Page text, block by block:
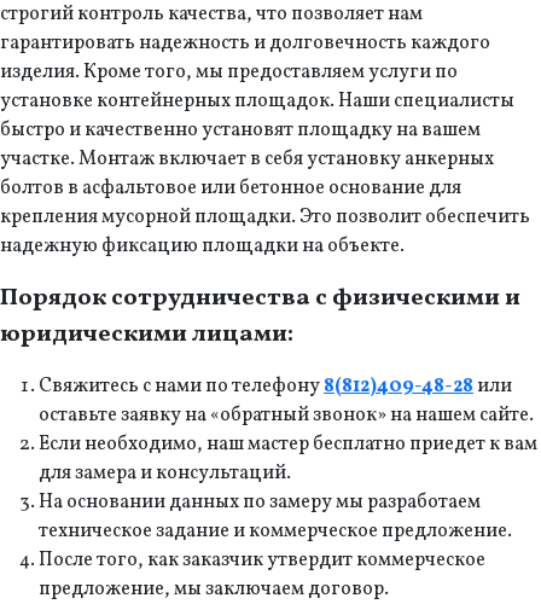
строгий контроль качества, что позволяет нам
гарантировать надежность и долговечность каждого
изделия. Кроме того, мы предоставляем услуги по
установке контейнерных площадок. Наши специалисты
быстро и качественно установят площадку на вашем
участке. Монтаж включает в себя установку анкерных
болтов в асфальтовое или бетонное основание для
крепления мусорной площадки. Это позволит обеспечить
надежную фиксацию площадки на объекте.
Порядок сотрудничества с физическими и
юридическими лицами:
Свяжитесь с нами по телефону8(812)409-48-28или
оставьте заявку на «обратный звонок» на нашем сайте.
Если необходимо, наш мастер бесплатно приедет к вам
для замера и консультаций.
На основании данных по замеру мы разработаем
техническое задание и коммерческое предложение.
После того, как заказчик утвердит коммерческое
предложение, мы заключаем договор.